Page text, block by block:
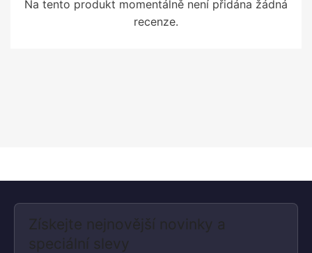
Na tento produkt momentálně není přidána žádná
recenze.
Získejte nejnovější novinky a
speciální slevy